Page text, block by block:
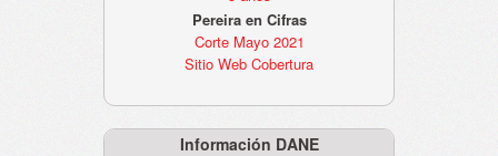
Pereira en Cifras
Corte Mayo 2021
Sitio Web Cobertura
Información DANE